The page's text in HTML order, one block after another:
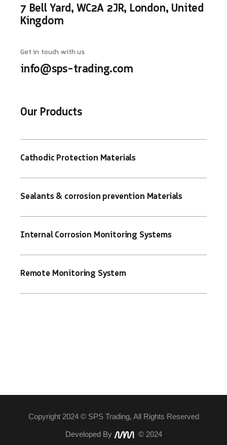
7 Bell Yard, WC2A 2JR, London, United
Kingdom
Get in touch with us
info@sps-trading.com
Our Products
Cathodic Protection Materials
Sealants & corrosion prevention Materials
Internal Corrosion Monitoring Systems
Remote Monitoring System
Copyright 2024 © SPS Trading, All Rights Reserved
Developed By © 2024